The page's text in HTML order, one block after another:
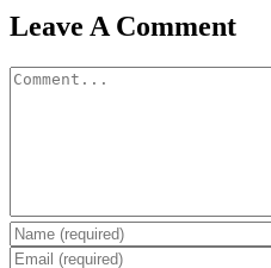
Leave A Comment
Comment